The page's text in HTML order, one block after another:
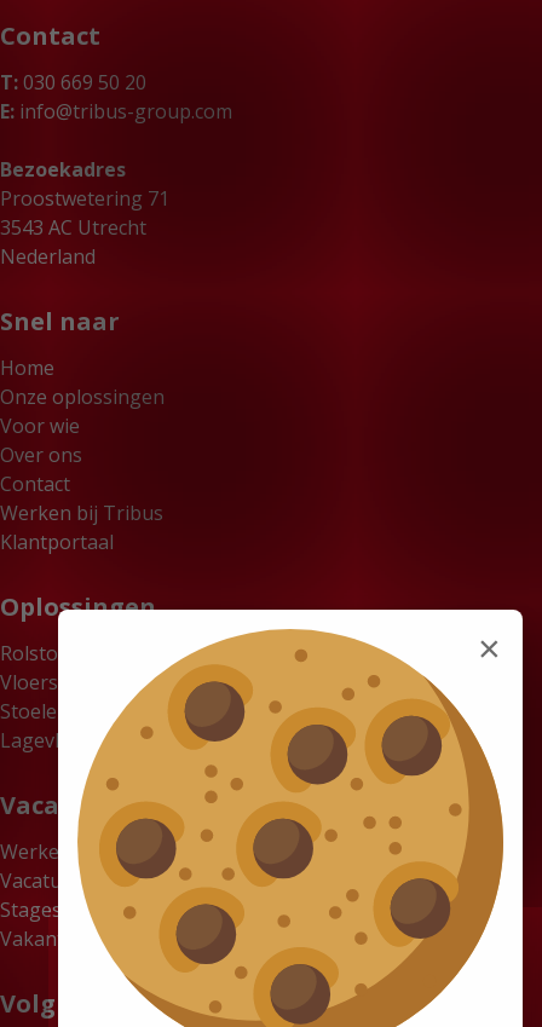
Contact
T: 030 669 50 20
E: info@tribus-group.com
Bezoekadres
Proostwetering 71
3543 AC Utrecht
Nederland
Snel naar
Home
Onze oplossingen
Voor wie
Over ons
Contact
Werken bij Tribus
Klantportaal
Oplossingen
Rolstoelbussen
Vloersystemen
Stoelen
Lagevloerbussen
Vacatures
Werken bij Tribus
Vacatures
Stages
Vakantiewerk gezocht? Verdien tot €18 per uur bij Tribus
Volg ons
×